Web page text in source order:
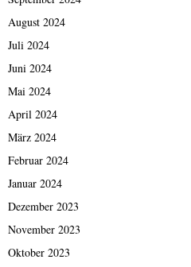
August 2024
Juli 2024
Juni 2024
Mai 2024
April 2024
März 2024
Februar 2024
Januar 2024
Dezember 2023
November 2023
Oktober 2023